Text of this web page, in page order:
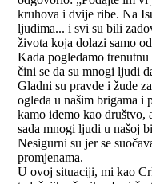
kruhova i dvije ribe. Na
ljudima... i svi su bili
života koja dolazi samo
Kada pogledamo
čini se da su mnogi ljudi
Gladni su pravde i žude
ogleda u našim brigama i
kamo idemo kao društvo,
sada mnogi ljudi u našoj
Nesigurni su jer se
promjenama.
U ovoj situaciji, mi kao